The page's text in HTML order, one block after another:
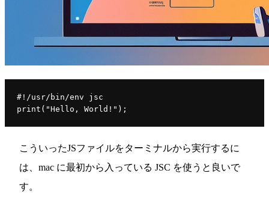
#!/usr/bin/env jsc
こういったJSファイルをターミナルから実行するに
は、mac に最初から入っている JSC を使うと良いで
す。